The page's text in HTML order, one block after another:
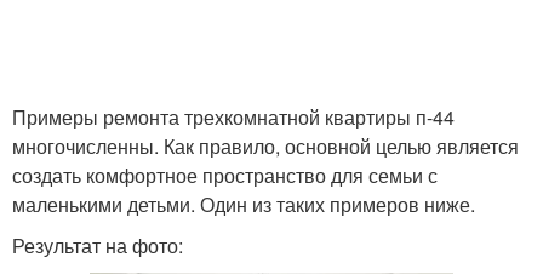
Примеры ремонта трехкомнатной квартиры п-44
многочисленны. Как правило, основной целью является
создать комфортное пространство для семьи с
маленькими детьми. Один из таких примеров ниже.
Результат на фото: